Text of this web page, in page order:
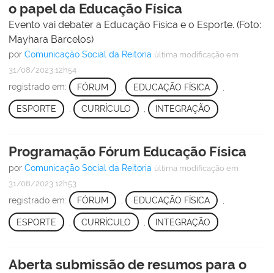
o papel da Educação Física
Evento vai debater a Educação Física e o Esporte. (Foto:
Mayhara Barcelos)
por Comunicação Social da Reitoria última modificação em
31/08/2023 12h54
registrado em: FÓRUM EDUCAÇÃO FÍSICA
ESPORTE , CURRÍCULO , INTEGRAÇÃO
Programação Fórum Educação Física
por Comunicação Social da Reitoria última modificação em
31/08/2023 12h53
registrado em: FÓRUM EDUCAÇÃO FÍSICA
ESPORTE CURRÍCULO INTEGRAÇÃO
Aberta submissão de resumos para o